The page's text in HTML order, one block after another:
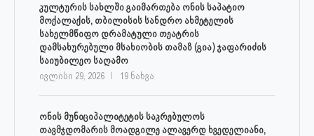
კულტურის სახლში გაიმართება ონის საპატიო
მოქალაქის, თბილისის სანდრო ახმეტელის
სახელმწიფო დრამატული თეატრის
დამსახურებული მსახიობის თამაზ (გია) ჯაფარიძის
საიუბილეო საღამო
ივლისი 29, 2026 19 ნახვა
ონის მუნიციპალიტეტის საკრებულოს
თავმჯდომარის მოადგილე ალავერდ ხვედელიანი,